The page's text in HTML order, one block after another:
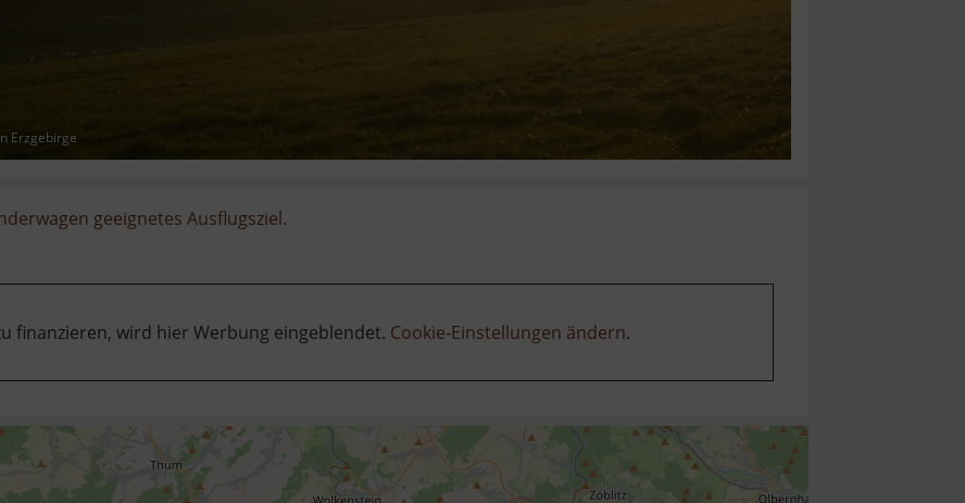
Erzgebirge
geeignetes Ausflugsziel.
finanzieren, wird hier Werbung eingeblendet. Cookie-Einstellungen ändern.